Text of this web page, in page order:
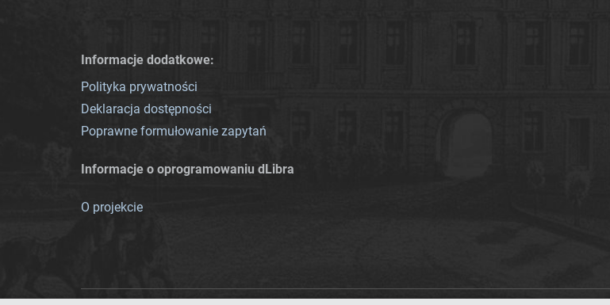
Informacje dodatkowe:
Polityka prywatności
Deklaracja dostępności
Poprawne formułowanie zapytań
Informacje o oprogramowaniu dLibra
O projekcie